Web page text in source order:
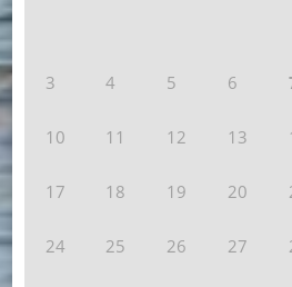
3 4 5 6
10 11 12 13
17 18 19 20
24 25 26 27